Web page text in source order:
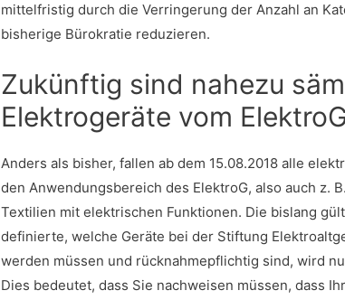
mittelfristig durch die Verringerung der Anzahl an
bisherige Bürokratie reduzieren.
Zukünftig sind nahezu
Elektrogeräte vom
Anders als bisher, fallen ab dem 15.08.2018 alle
den Anwendungsbereich des ElektroG, also auch z.
Textilien mit elektrischen Funktionen. Die bislang
definierte, welche Geräte bei der Stiftung
werden müssen und rücknahmepflichtig sind, wird
Dies bedeutet, dass Sie nachweisen müssen, dass